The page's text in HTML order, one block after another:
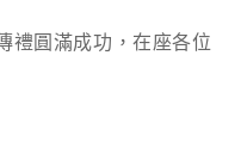
圓滿成功，在座各位